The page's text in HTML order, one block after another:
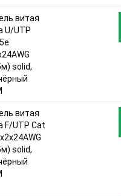
витая
U/UTP
solid,
витая
F/UTP Cat
solid,